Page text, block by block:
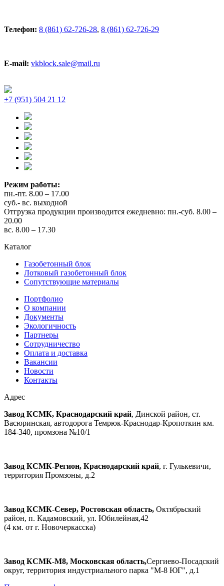
Телефон: 8 (861) 62-726-28, 8 (861) 62-726-29
E-mail: vkblock.sale@mail.ru
+7 (951) 504 21 12
Режим работы:
пн.-пт. 8.00 – 17.00
суб.- вс. выходной
Отгрузка продукции производится ежедневно: пн.-суб. 8.00 –
20.00
вс. 8.00 – 17.30
Каталог
Газобетонный блок
Лотковый газобетонный блок
Сопутствующие материалы
Портфолио
О компании
Документы
Экологичность
Партнеры
Сотрудничество
Оплата и доставка
Вакансии
Новости
Контакты
Адрес
Завод КСМК, Краснодарский край, Динской район, ст.
Васюринская, автодорога Темрюк-Краснодар-Кропоткин км.
184-340, промзона №10/1
Завод КСМК-Регион, Краснодарский край, г. Гулькевичи,
территория Промзоны, д.2
Завод КСМК-Север, Ростовская область, Октябрьский
район, п. Кадамовский, ул. Юбилейная,42
(4 км. от г. Новочеркасска)
Завод КСМК-М8, Московская область,Сергиево-Посадский
округ, территория индустриального парка "М-8 ЮГ", д.1